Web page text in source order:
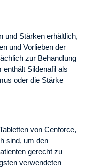
und Stärken erhältlich,
und Vorlieben der
zur Behandlung
enthält Sildenafil als
oder die Stärke
von Cenforce,
sind, um den
gerecht zu
verwendeten